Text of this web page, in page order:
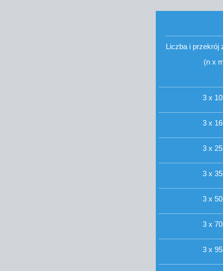
Liczba i przekrój
(n x
3 x
3 x
3 x
3 x
3 x
3 x
3 x